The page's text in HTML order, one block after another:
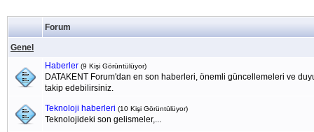
Forum
Genel
Haberler (9 Kişi Görüntülüyor)
DATAKENT Forum'dan en son haberleri, önemli güncellemeleri ve
takip edebilirsiniz.
Teknoloji haberleri (10 Kişi Görüntülüyor)
Teknolojideki son gelismeler,...